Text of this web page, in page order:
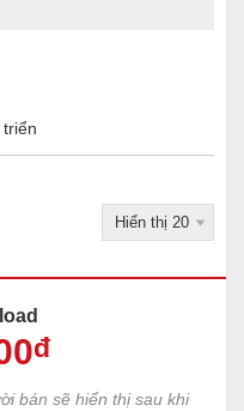
đ
bán sẽ hiển thị sau khi